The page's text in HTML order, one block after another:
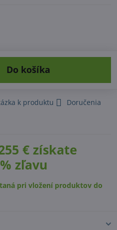
Do košíka
k produktu
Doručenia
€ získate
zľavu
pri vložení produktov do